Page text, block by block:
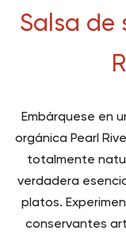
Salsa de
Embárquese en
orgánica Pearl
totalmente
verdadera
platos.
conservantes